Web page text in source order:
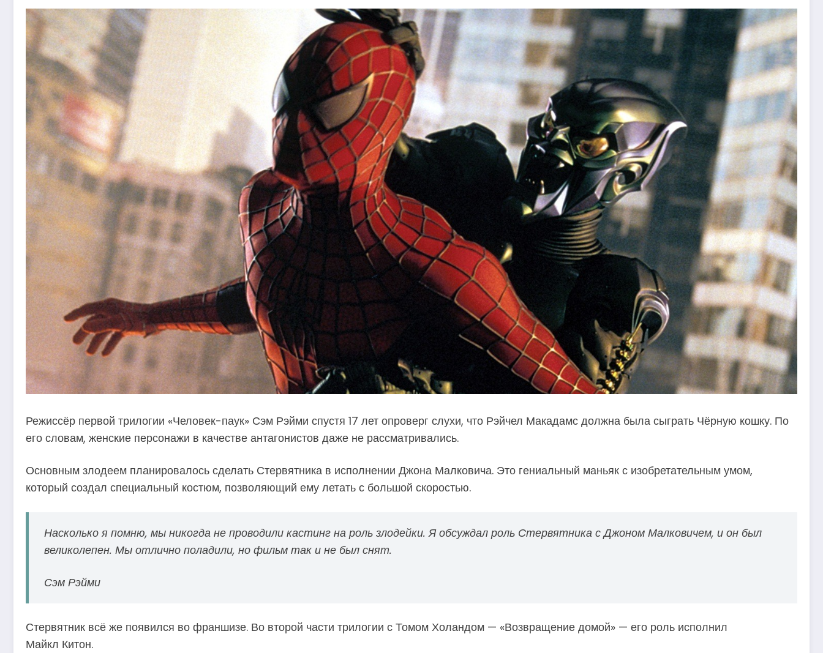
Режиссёр первой трилогии «Человек-паук» Сэм Рэйми спустя 17 лет опроверг слухи, что Рэйчел Макадамс должна была сыграть Чёрную кошку. По
его словам, женские персонажи в качестве антагонистов даже не рассматривались.
Основным злодеем планировалось сделать Стервятника в исполнении Джона Малковича. Это гениальный маньяк с изобретательным умом,
который создал специальный костюм, позволяющий ему летать с большой скоростью.
Насколько я помню, мы никогда не проводили кастинг на роль злодейки. Я обсуждал роль Стервятника с Джоном Малковичем, и он был
великолепен. Мы отлично поладили, но фильм так и не был снят.
Сэм Рэйми
Стервятник всё же появился во франшизе. Во второй части трилогии с Томом Холандом — «Возвращение домой» — его роль исполнил
Майкл Китон.